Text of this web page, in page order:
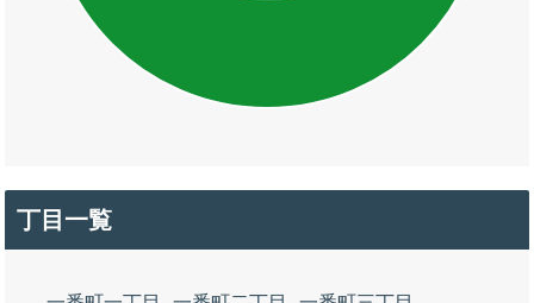
丁目一覧